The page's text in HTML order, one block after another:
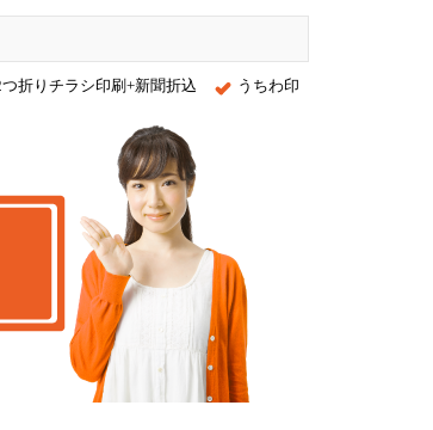
折りチラシ印刷+新聞折込
うちわ印